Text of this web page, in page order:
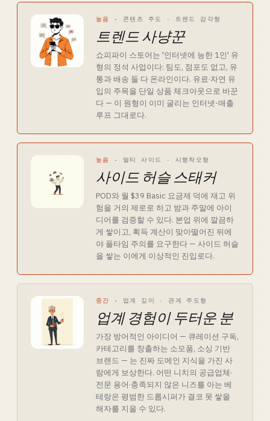
높음 · 콘텐츠 주도 · 트렌드 감각형
트렌드 사냥꾼
쇼피파이 스토어는 '인터넷에 능한 1인' 유
형의 정석 사업이다: 팀도, 점포도 없고, 유
통과 배송 둘 다 온라인이다. 유료·자연 유
입의 주목을 단일 상품 체크아웃으로 바꾼
다 — 이 원형이 이미 굴리는 인터넷-매출
루프 그대로다.
높음 · 멀티 사이드 · 시행착오형
사이드 허슬 스태커
POD와 월 $39 Basic 요금제 덕에 재고 위
험을 거의 제로로 하고 밤과 주말에 아이
디어를 검증할 수 있다. 본업 위에 깔끔하
게 쌓이고, 획득 계산이 맞아떨어진 뒤에
야 풀타임 주의를 요구한다 — 사이드 허슬
을 쌓는 이에게 이상적인 진입로다.
중간 · 업계 깊이 · 관계 주도형
업계 경험이 두터운 분
가장 방어적인 아이디어 — 큐레이션 구독,
카테고리를 창출하는 소모품, 소싱 기반
브랜드 — 는 진짜 도메인 지식을 가진 사
람에게 보상한다. 어떤 니치의 공급업체·
전문 용어·충족되지 않은 니즈를 아는 베
테랑은 평범한 드롭시퍼가 결코 못 쌓을
해자를 지을 수 있다.